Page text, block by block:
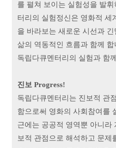
를 펼쳐 보이는 실험성을 발
터리의 실험정신은 영화적 세
을 바라보는 새로운 시선과
삶의 역동적인 흐름과 함께
독립다큐멘터리의 실험과 함
진보 Progress!
독립다큐멘터리는 진보적 관
함으로써 영화의 사회참여를
근에는 공공적 영역뿐 아니라
보적 관점으로 해석하고 문제